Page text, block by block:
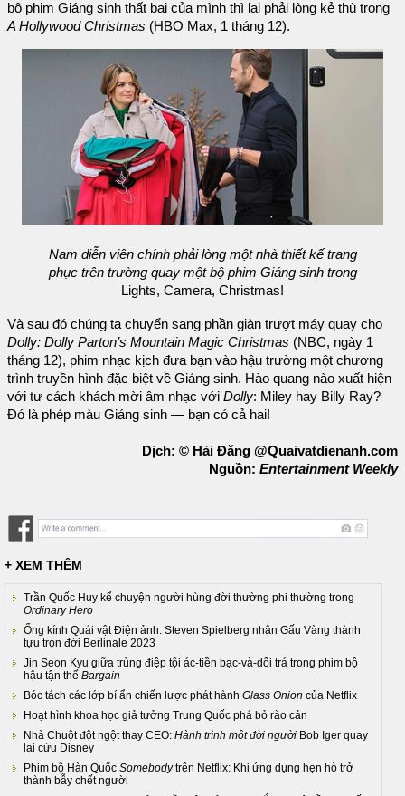
bộ phim Giáng sinh thất bại của mình thì lại phải lòng kẻ thù trong
A Hollywood Christmas (HBO Max, 1 tháng 12).
Nam diễn viên chính phải lòng một nhà thiết kế trang
phục trên trường quay một bộ phim Giáng sinh trong
Lights, Camera, Christmas!
Và sau đó chúng ta chuyển sang phần giàn trượt máy quay cho
Dolly: Dolly Parton’s Mountain Magic Christmas (NBC, ngày 1
tháng 12), phim nhạc kịch đưa bạn vào hậu trường một chương
trình truyền hình đặc biệt về Giáng sinh. Hào quang nào xuất hiện
với tư cách khách mời âm nhạc với Dolly: Miley hay Billy Ray?
Đó là phép màu Giáng sinh — bạn có cả hai!
Dịch: © Hải Đăng @Quaivatdienanh.com
Nguồn: Entertainment Weekly
+ XEM THÊM
Trần Quốc Huy kể chuyện người hùng đời thường phi thường trong
Ordinary Hero
Ống kính Quái vật Điện ảnh: Steven Spielberg nhận Gấu Vàng thành
tựu trọn đời Berlinale 2023
Jin Seon Kyu giữa trùng điệp tội ác-tiền bạc-và-dối trá trong phim bộ
hậu tận thế Bargain
Bóc tách các lớp bí ẩn chiến lược phát hành Glass Onion của Netflix
Hoạt hình khoa học giả tưởng Trung Quốc phá bỏ rào cản
Nhà Chuột đột ngột thay CEO: Hành trình một đời người Bob Iger quay
lại cứu Disney
Phim bộ Hàn Quốc Somebodytrên Netflix: Khi ứng dụng hẹn hò trở
thành bẫy chết người